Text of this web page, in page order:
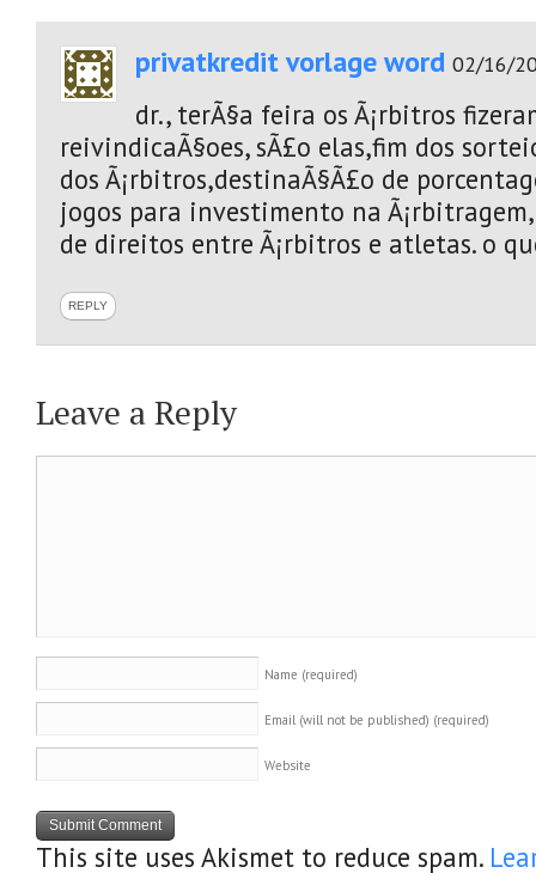
privatkredit vorlage word 02/16/
dr., terÃ§a feira os Ã¡rbitros
reivindicaÃ§oes, sÃ£o elas,fim dos
dos Ã¡rbitros,destinaÃ§Ã£o de
jogos para investimento na
de direitos entre Ã¡rbitros e atletas. o
REPLY
Leave a Reply
Name (required)
Email (will not be published) (required)
Website
This site uses Akismet to reduce spam.